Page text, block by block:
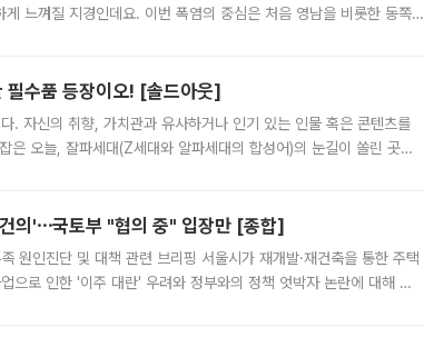
느껴질 지경인데요. 이번 폭염의 중심은 처음 영남을 비롯한 동쪽
수품 등장이오! [솔드아웃]
. 자신의 취향, 가치관과 유사하거나 인기 있는 인물 혹은 콘텐츠를
오늘, 잘파세대(Z세대와 알파세대의 합성어)의 눈길이 쏠린 곳은
의'⋯국토부 "협의 중" 입장만 [종합]
원인진단 및 대책 관련 브리핑 서울시가 재개발·재건축을 통한 주택
으로 인한 '이주 대란' 우려와 정부와의 정책 엇박자 논란에 대해 정